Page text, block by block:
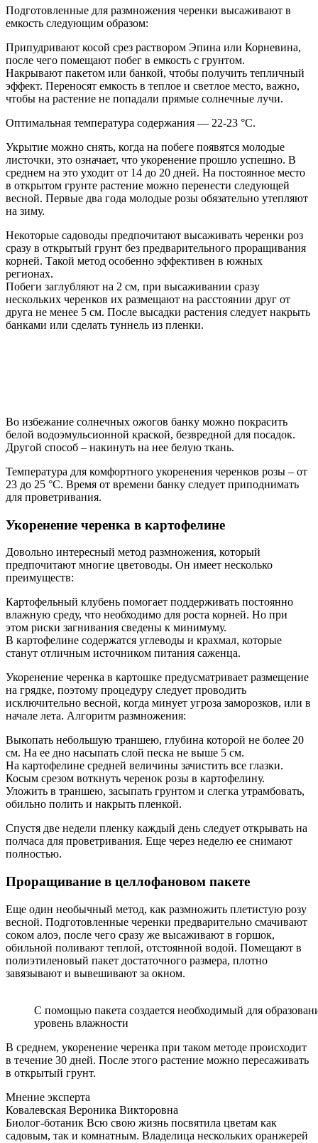
Подготовленные для размножения черенки высаживают в
емкость следующим образом:
Припудривают косой срез раствором Эпина или Корневина,
после чего помещают побег в емкость с грунтом.
Накрывают пакетом или банкой, чтобы получить тепличный
эффект. Переносят емкость в теплое и светлое место, важно,
чтобы на растение не попадали прямые солнечные лучи.
Оптимальная температура содержания — 22-23 °С.
Укрытие можно снять, когда на побеге появятся молодые
листочки, это означает, что укоренение прошло успешно. В
среднем на это уходит от 14 до 20 дней. На постоянное место
в открытом грунте растение можно перенести следующей
весной. Первые два года молодые розы обязательно утепляют
на зиму.
Некоторые садоводы предпочитают высаживать черенки роз
сразу в открытый грунт без предварительного проращивания
корней. Такой метод особенно эффективен в южных
регионах.
Побеги заглубляют на 2 см, при высаживании сразу
нескольких черенков их размещают на расстоянии друг от
друга не менее 5 см. После высадки растения следует накрыть
банками или сделать туннель из пленки.
Во избежание солнечных ожогов банку можно покрасить
белой водоэмульсионной краской, безвредной для посадок.
Другой способ – накинуть на нее белую ткань.
Температура для комфортного укоренения черенков розы – от
23 до 25 °С. Время от времени банку следует приподнимать
для проветривания.
Укоренение черенка в картофелине
Довольно интересный метод размножения, который
предпочитают многие цветоводы. Он имеет несколько
преимуществ:
Картофельный клубень помогает поддерживать постоянно
влажную среду, что необходимо для роста корней. Но при
этом риски загнивания сведены к минимуму.
В картофелине содержатся углеводы и крахмал, которые
станут отличным источником питания саженца.
Укоренение черенка в картошке предусматривает размещение
на грядке, поэтому процедуру следует проводить
исключительно весной, когда минует угроза заморозков, или в
начале лета. Алгоритм размножения:
Выкопать небольшую траншею, глубина которой не более 20
см. На ее дно насыпать слой песка не выше 5 см.
На картофелине средней величины зачистить все глазки.
Косым срезом воткнуть черенок розы в картофелину.
Уложить в траншею, засыпать грунтом и слегка утрамбовать,
обильно полить и накрыть пленкой.
Спустя две недели пленку каждый день следует открывать на
полчаса для проветривания. Еще через неделю ее снимают
полностью.
Проращивание в целлофановом пакете
Еще один необычный метод, как размножить плетистую розу
весной. Подготовленные черенки предварительно смачивают
соком алоэ, после чего сразу же высаживают в горшок,
обильной поливают теплой, отстоянной водой. Помещают в
полиэтиленовый пакет достаточного размера, плотно
завязывают и вывешивают за окном.
С помощью пакета создается необходимый для
уровень влажности
В среднем, укоренение черенка при таком методе происходит
в течение 30 дней. После этого растение можно пересаживать
в открытый грунт.
Мнение эксперта
Ковалевская Вероника Викторовна
Биолог-ботаник Всю свою жизнь посвятила цветам как
садовым, так и комнатным. Владелица нескольких оранжерей